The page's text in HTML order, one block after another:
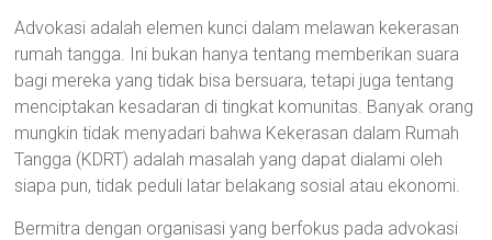
Advokasi adalah elemen kunci dalam melawan kekerasan
rumah tangga. Ini bukan hanya tentang memberikan suara
bagi mereka yang tidak bisa bersuara, tetapi juga tentang
menciptakan kesadaran di tingkat komunitas. Banyak orang
mungkin tidak menyadari bahwa Kekerasan dalam Rumah
Tangga (KDRT) adalah masalah yang dapat dialami oleh
siapa pun, tidak peduli latar belakang sosial atau ekonomi.
Bermitra dengan organisasi yang berfokus pada advokasi